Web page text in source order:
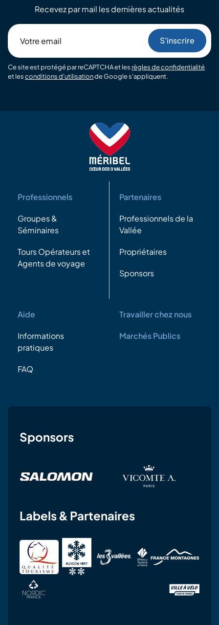
Recevez par mail les dernières actualités
email
Ce site est protégé par reCAPTCHA et les règles de confidentialité
et lesconditions d'utilisationde Google s'appliquent.
Professionnels
Groupes &
Séminaires
Tours Opérateurs et
Agents de voyage
Partenaires
Professionnels de la
Vallée
Propriétaires
Sponsors
Aide
Informations
pratiques
FAQ
Travailler chez nous
Marchés Publics
Sponsors
Labels & Partenaires